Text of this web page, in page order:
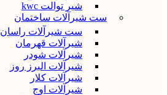
شیر توالت kwc
ست شیرآلات ساختمان
ست شیرآلات راسان
شیرآلات قهرمان
شیرآلات شودر
شیرآلات البرز روز
شیرآلات کلار
شیرآلات اوج